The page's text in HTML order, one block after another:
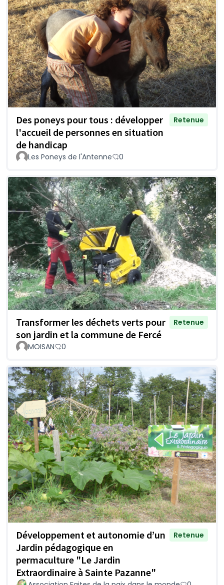
Des poneys pour tous : développer
l'accueil de personnes en situation
de handicap
Retenue
Les Poneys de l'Antenne 0
Transformer les déchets verts pour
son jardin et la commune de Fercé
Retenue
MOISAN 0
Développement et autonomie d’un
Jardin pédagogique en
permaculture "Le Jardin
Extraordinaire à Sainte Pazanne"
Retenue